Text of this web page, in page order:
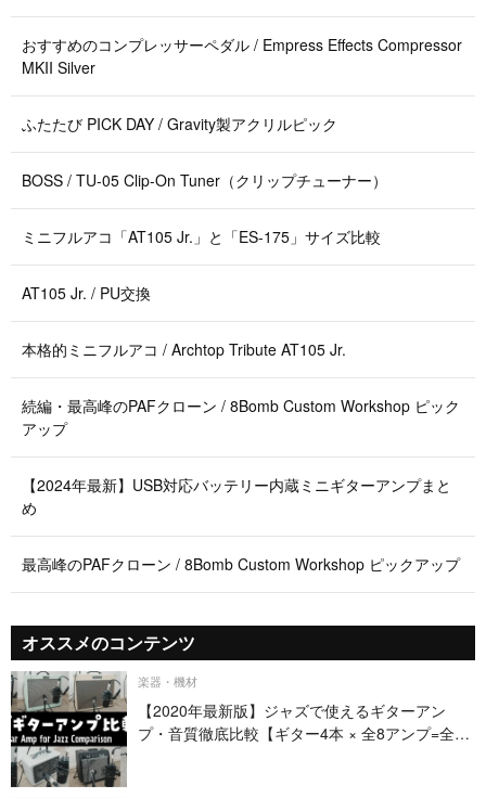
おすすめのコンプレッサーペダル / Empress Effects Compressor
MKII Silver
ふたたび PICK DAY / Gravity製アクリルピック
BOSS / TU-05 Clip-On Tuner（クリップチューナー）
ミニフルアコ「AT105 Jr.」と「ES-175」サイズ比較
AT105 Jr. / PU交換
本格的ミニフルアコ / Archtop Tribute AT105 Jr.
続編・最高峰のPAFクローン / 8Bomb Custom Workshop ピック
アップ
【2024年最新】USB対応バッテリー内蔵ミニギターアンプまと
め
最高峰のPAFクローン / 8Bomb Custom Workshop ピックアップ
オススメのコンテンツ
楽器・機材
【2020年最新版】ジャズで使えるギターアン
プ・音質徹底比較【ギター4本 × 全8アンプ=全32